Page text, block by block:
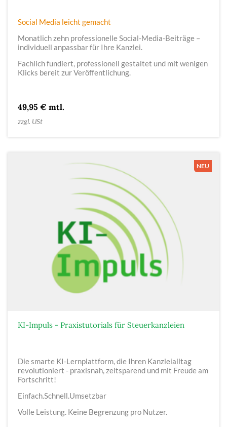
Social Media leicht gemacht
Monatlich zehn professionelle Social-Media-Beiträge –
individuell anpassbar für Ihre Kanzlei.
Fachlich fundiert, professionell gestaltet und mit wenigen
Klicks bereit zur Veröffentlichung.
49,95 € mtl.
zzgl. USt
KI-Impuls - ​Praxistutorials für Steuerkanzleien
Die smarte KI-Lernplattform, die Ihren Kanzleialltag
revolutioniert - praxisnah, zeitsparend und mit Freude am
Fortschritt!
Einfach.Schnell.Umsetzbar
Volle Leistung. Keine Begrenzung pro Nutzer.